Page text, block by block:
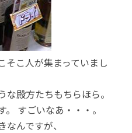
そこ人が集まっていまし
殿方たちもちらほら。
すごいなあ・・・。
んですが、